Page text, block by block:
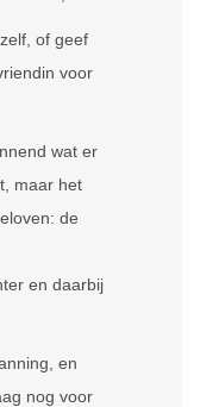
of geef
voor
wat er
maar het
de
en daarbij
en
nog voor